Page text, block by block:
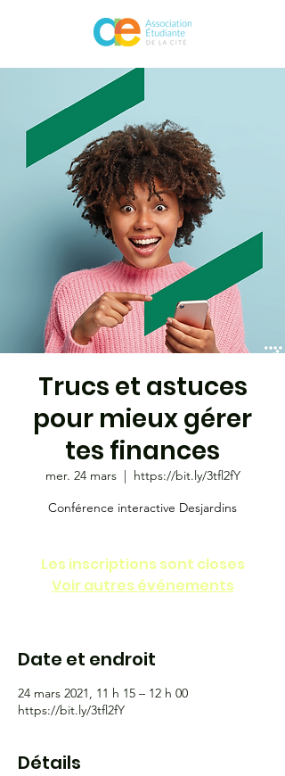
Trucs et astuces
pour mieux gérer
tes finances
mer. 24 mars
  |
https://bit.ly/3tfl2fY
Conférence interactive Desjardins
Les inscriptions sont closes
Voir autres événements
Date et endroit
24 mars 2021, 11 h 15 – 12 h 00
https://bit.ly/3tfl2fY
Détails